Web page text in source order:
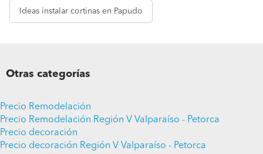
Ideas instalar cortinas en Papudo
Otras categorías
Precio Remodelación
Precio Remodelación Región V Valparaíso - Petorca
Precio decoración
Precio decoración Región V Valparaíso - Petorca